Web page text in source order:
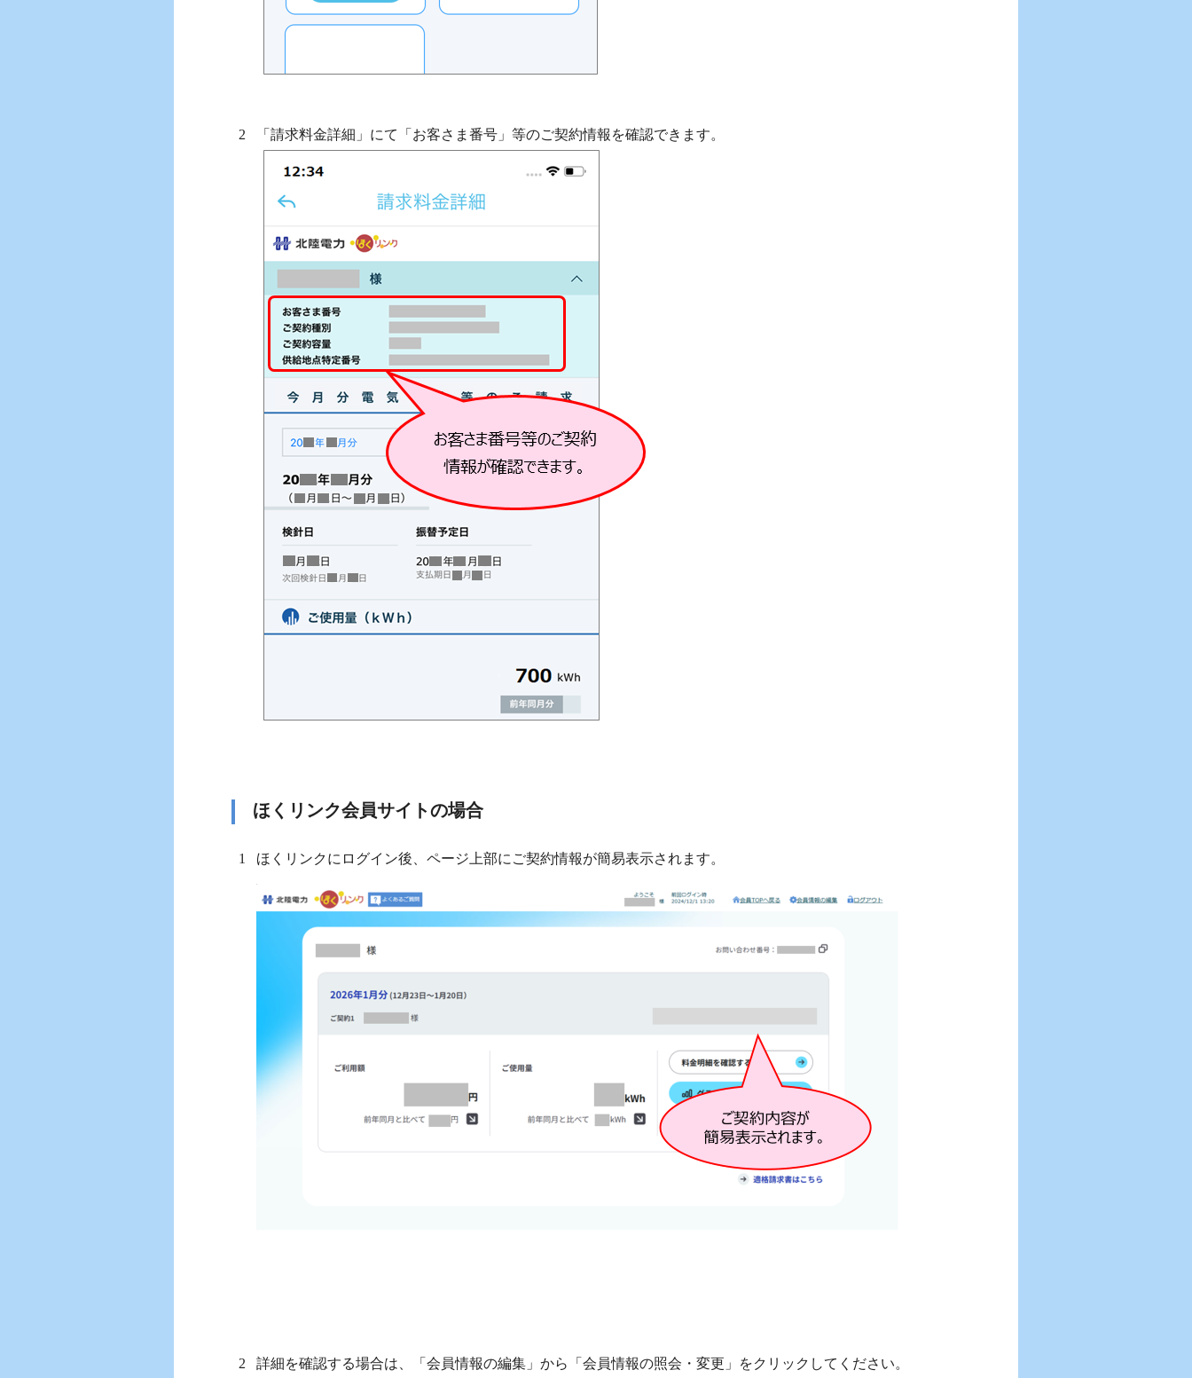
「請求料金詳細」にて「お客さま番号」等のご契約情報を確認できます。
ほくリンク会員サイトの場合
ほくリンクにログイン後、ページ上部にご契約情報が簡易表示されます。
詳細を確認する場合は、「会員情報の編集」から「会員情報の照会・変更」をクリックしてください。